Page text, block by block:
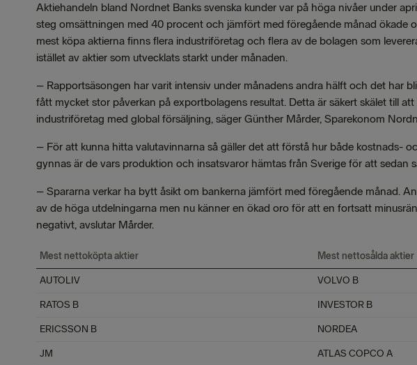
Aktiehandeln bland Nordnet Banks svenska kunder var på höga nivåer under
steg omsättningen med 40 procent och jämfört med föregående månad ökade
mest köpa aktierna finns flera industriföretag och flera av de bolagen som
istället av aktier som utvecklats starkt under månaden.
– Rapportsäsongen har varit intensiv under månadens andra hälft och det har
fått mycket stor påverkan på exportbolagens resultat. Detta är säkert skälet till
industriföretag med global försäljning, säger Günther Mårder, Sparekonom
– För att kunna hitta valutavinnarna så gäller det att förstå hur både kostnads-
gynnas är de vars produktion och insatsvaror hämtas från Sverige för att sedan
– Spararna verkar ha bytt åsikt om bankerna jämfört med föregående månad.
av de höga utdelningarna men nu känner en ökad oro för att en fortsatt
negativt, avslutar Mårder.
Mest nettoköpta aktier Mest nettosålda aktier
AUTOLIV VOLVO B
RATOS B INVESTOR B
ERICSSON B NORDEA
JM ATLAS COPCO A